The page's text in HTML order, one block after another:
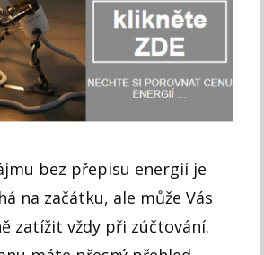
bez přepisu energií je
na začátku, ale může Vás
zatížit vždy při zúčtování.